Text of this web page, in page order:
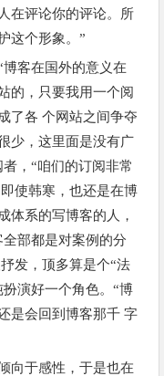
在评论你的评论。所
这个形象。”
客在国外的意义在
的，只要我用一个阅
了各 个网站之间争夺
少，这里面是没有广
，“咱们的订阅非常
使韩寒，也还是在博
体系的写博客的人，
部都是对案例的分
发，顶多算是个“法
演好一个角色。“博
是会回到博客那千 字
于感性，于是也在